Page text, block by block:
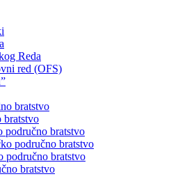
Reda
red (OFS)
bratstvo
bratstvo
područno bratstvo
područno bratstvo
područno bratstvo
bratstvo